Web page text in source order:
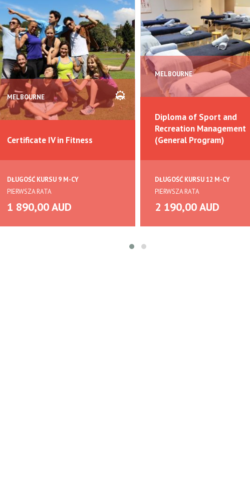
MELBOURNE
Certificate IV in Fitness
DŁUGOŚĆ KURSU 9 M-CY
PIERWSZA RATA
1 890,00 AUD
MELBOURNE
Diploma of Sport and
Recreation Management
(General Program)
DŁUGOŚĆ KURSU 12 M-CY
PIERWSZA RATA
2 190,00 AUD